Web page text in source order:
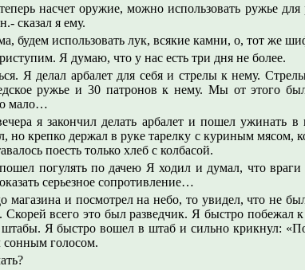
насчет оружие, можно использовать ружье
сказал я ему.
будем использовать лук, всякие камни, о, тот же
Я думаю, что у нас есть три дня не более.
Я делал арбалет для себя и стрелы к нему.
ружье и 30 патронов к нему. Мы от этого
мало…
я закончил делать арбалет и пошел ужинать
но крепко держал в руке тарелку с куриным мясом,
поесть только хлеб с колбасой.
погулять по дачею Я ходил и думал, что враги
серьезное сопротивление…
магазина и посмотрел на небо, то увидел, что не
Скорей всего это был разведчик. Я быстро побежал
Я быстро вошел в штаб и сильно крикнул:
сонным голосом.